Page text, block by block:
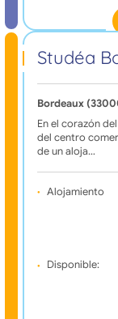
Studéa
Bordeaux
En el corazón
del centro
de un aloja…
Alojamiento
Disponible: